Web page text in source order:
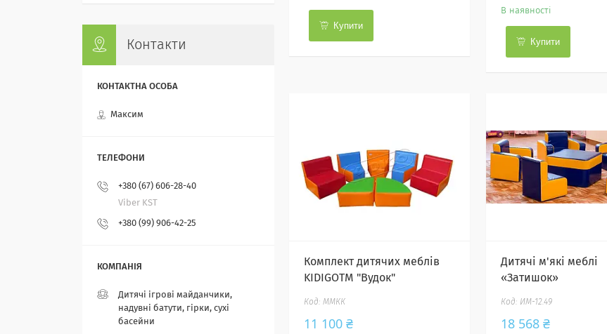
Купити
В наявності
Купити
Комплект дитячих меблів
KIDIGOTM "Вудок"
ММКК
11 100 ₴
Дитячі м'які меблі
«Затишок»
ИМ-12.49
18 568 ₴
Контакти
Максим
+380 (67) 606-28-40
Viber KST
+380 (99) 906-42-25
Дитячі ігрові майданчики,
надувні батути, гірки, сухі
басейни